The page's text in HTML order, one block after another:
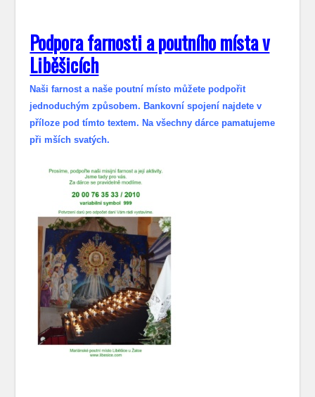
Podpora farnosti a poutního místa v
Liběšicích
Naši farnost a naše poutní místo můžete podpořit
jednoduchým způsobem. Bankovní spojení najdete v
příloze pod tímto textem. Na všechny dárce pamatujeme
při mších svatých.